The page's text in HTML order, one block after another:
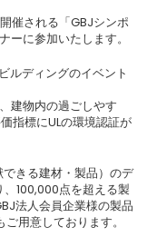
催される「GBJシンポ
ーに参加いたします。
ルディングのイベント
建物内の過ごしやす
指標にULの環境認証が
できる建材・製品）のデ
100,000点を超える製
法人会員企業様の製品
用意しております。